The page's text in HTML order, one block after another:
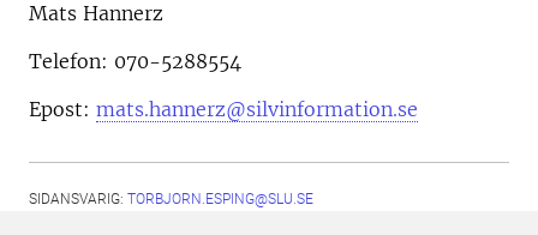
Mats Hannerz
Telefon: 070-5288554
Epost: mats.hannerz@silvinformation.se
SIDANSVARIG: TORBJORN.ESPING@SLU.SE